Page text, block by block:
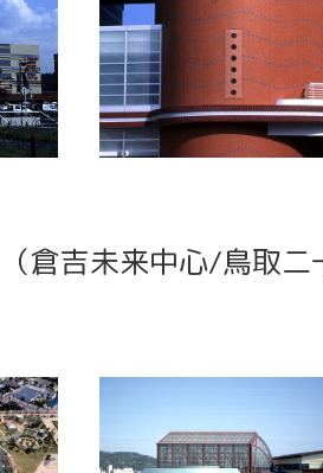
倉吉未来中心/鳥取